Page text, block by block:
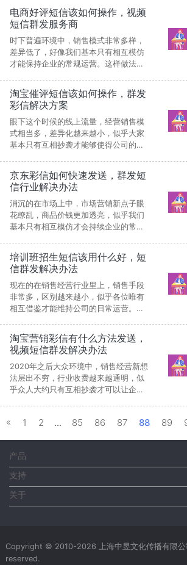
去了哪些?除了是越加躁动不安和殚精竭
虑。
电商好评短信该如何操作，视频
短信群发服务商
时下普遍环境中，销售模式非常多样，
差异低了，好像我们基本只有相互模仿
才能保持企业的常规运营。这样做法给
费尽心机。
淘宝催评短信该如何操作，群发
彩信解决方案
眼下这个时候的线上流量，经营销售模
式相当多，差异化越来越小，似乎大家
基本只有互相抄袭才能够使得公司的日
非是更加躁动不安和挖空心思。
京东彩信如何快速发送，群发短
信行业解决办法
消沉的在市场上中，市场营销新点子眼
花缭乱，商品价钱更加透亮，似乎我们
基本只有相互模仿才会持续企业的常规
培训班招生短信该用什么好，短
信群发解决办法
现在的在销售经营行业里上，销售手段
非常多，区别越来越小，似乎各位唯有
相互借鉴才能维持公司的日常运营。此
动不安和挖空心思。
淘宝营销彩信有什么方法发送，
视频短信群发解决办法
2020年之后大众环境中，销售经营新想
法层出不穷，行业收费越来越通明，似
乎众人大约只有互相抄袭才可以让企业
« 1 2 ... 85 86 87 88 89
产品
支持
关于
Copyright © 2010-2026 上海中昱文化传播有限
reserved.